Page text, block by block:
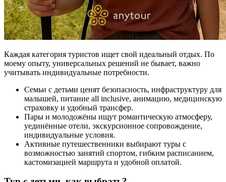
Каждая категория туристов ищет свой идеальный отдых. По
моему опыту, универсальных решений не бывает, важно
учитывать индивидуальные потребности.
Семьи с детьми ценят безопасность, инфраструктуру для
малышей, питание all inclusive, анимацию, медицинскую
страховку и удобный трансфер.
Пары и молодожёны ищут романтическую атмосферу,
уединённые отели, экскурсионное сопровождение,
индивидуальные условия.
Активные путешественники выбирают туры с
возможностью занятий спортом, гибким расписанием,
кастомизацией маршрута и удобной оплатой.